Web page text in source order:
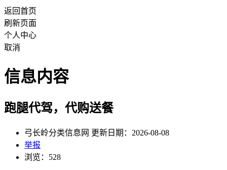
返回首页
刷新页面
个人中心
取消
信息内容
跑腿代驾，代购送餐
弓长岭分类信息网 更新日期：2026-08-08
举报
浏览：528